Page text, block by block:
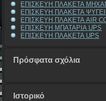
ΕΠΙΣΚΕΥΗ ΠΛΑΚΕΤΑ
ΕΠΙΣΚΕΥΗ ΠΛΑΚΕΤΑ
ΕΠΙΣΚΕΥΗ ΠΛΑΚΕΤΑ AIR
ΕΠΙΣΚΕΥΗ ΜΠΑΤΑΡΙΑ UPS
ΕΠΙΣΚΕΥΗ ΠΛΑΚΕΤΑ UPS
Πρόσφατα σχόλια
Ιστορικό